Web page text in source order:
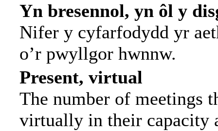
Yn bresennol, yn ôl y
Nifer y cyfarfodydd yr
o’r pwyllgor hwnnw.
Present, virtual
The number of meetings
virtually in their capacity